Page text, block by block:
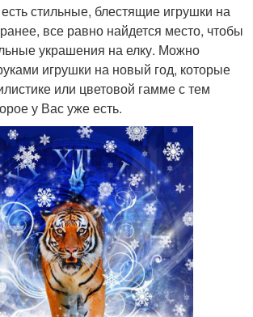
стильные, блестящие игрушки на
все равно найдется место, чтобы
украшения на елку. Можно
игрушки на новый год, которые
или цветовой гамме с тем
у Вас уже есть.